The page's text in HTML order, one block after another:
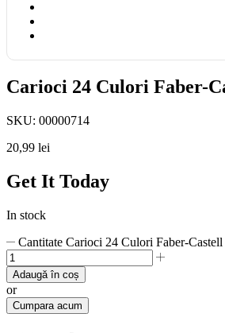
Carioci 24 Culori Faber-
SKU: 00000714
20,99 lei
Get It Today
In stock
Cantitate Carioci 24 Culori Faber-Castell
Adaugă în coș
or
Cumpara acum